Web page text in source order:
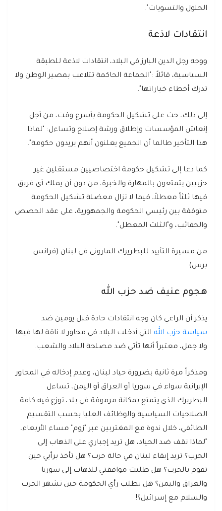
الحلول والتسويات".
انتقادات لاذعة
ووجه رجل الدين البارز في البلاد، انتقادات لاذعة للطبقة
السياسية، قائلاً :"الجماعة الحاكمة تتلاعب بمصير الوطن ولا
تدرك أخطاء خياراتها".
إلى ذلك، حث على تشكيل الحكومة بأسرع وقت، من أجل
إنعاش المؤسسات وإطلاق ورشة إصلاح وتساءل: "لماذا
هذا التأخير طالما أن الجميع يعلنون أنهم يريدون حكومة".
كما دعا إلى تشكيل حكومة اختصاصيين مستقلين غير
حزبيين يتمتعون بالمهارة والخبرة، من دون أن يملك أي فريق
فيها ثلثاً معطلاً، فيما لا تزال معضلة تشكيل الحكومة
متوقفة بين رئيسي الحكومة والجمهورية، على عقد الحصص
والحقائب، و"الثلث المعطل".
من مسيرة التأييد للبطريرك الماروني في لبنان (فرانس
برس)
هجوم عنيف ضد حزب الله
يذكر أن الراعي كان وجه انتقادات حادة قبل يومين ضد
سياسة حزب الله التي أدخلت البلاد في محاور لا ناقة لها فيها
ولا جمل، معتبراً أنها تأتي ضد مصلحة البلاد والشعب.
ومذكراً مرة ثانية بضرورة حياد لبنان، وعدم إدخاله في المحاور
الإيرانية سواء في سوريا أو العراق أو اليمن، تساءل
البطريرك الذي يتمتع بمكانة مرموقة في بلد، توزع فيه كافة
الصلاحيات السياسية والوظائف العليا بحسب التقسيم
الطائفي، خلال ندوة مع المغتربين عبر "زوم" مساء الأربعاء،
"لماذا تقف ضد الحياد، هل تريد إجباري على الذهاب إلى
الحرب؟ تريد إبقاء لبنان في حالة حرب؟ هل تأخذ برأيي حين
تقوم بالحرب؟ هل طلبت موافقتي للذهاب إلى سوريا
والعراق واليمن؟ هل تطلب رأي الحكومة حين تشهر الحرب
والسلام مع إسرائيل؟!